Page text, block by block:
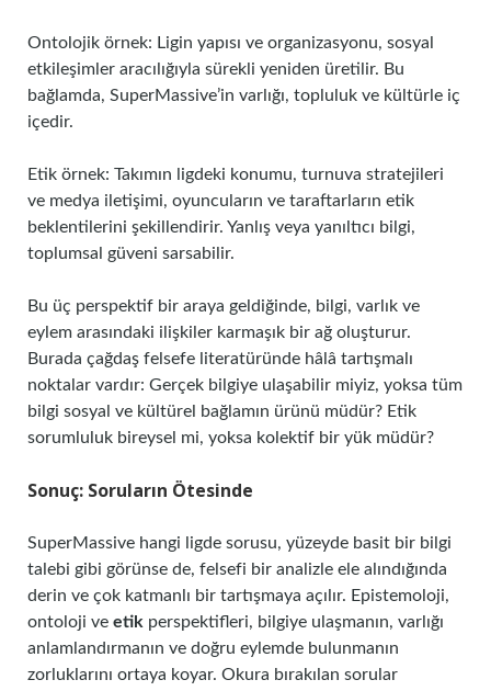
Ontolojik örnek: Ligin yapısı ve organizasyonu, sosyal
etkileşimler aracılığıyla sürekli yeniden üretilir. Bu
bağlamda, SuperMassive’in varlığı, topluluk ve kültürle iç
içedir.
Etik örnek: Takımın ligdeki konumu, turnuva stratejileri
ve medya iletişimi, oyuncuların ve taraftarların etik
beklentilerini şekillendirir. Yanlış veya yanıltıcı bilgi,
toplumsal güveni sarsabilir.
Bu üç perspektif bir araya geldiğinde, bilgi, varlık ve
eylem arasındaki ilişkiler karmaşık bir ağ oluşturur.
Burada çağdaş felsefe literatüründe hâlâ tartışmalı
noktalar vardır: Gerçek bilgiye ulaşabilir miyiz, yoksa tüm
bilgi sosyal ve kültürel bağlamın ürünü müdür? Etik
sorumluluk bireysel mi, yoksa kolektif bir yük müdür?
Sonuç: Soruların Ötesinde
SuperMassive hangi ligde sorusu, yüzeyde basit bir bilgi
talebi gibi görünse de, felsefi bir analizle ele alındığında
derin ve çok katmanlı bir tartışmaya açılır. Epistemoloji,
ontoloji ve etik perspektifleri, bilgiye ulaşmanın, varlığı
anlamlandırmanın ve doğru eylemde bulunmanın
zorluklarını ortaya koyar. Okura bırakılan sorular